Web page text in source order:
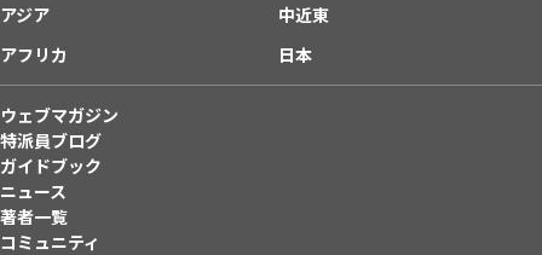
アジア
中近東
アフリカ
日本
ウェブマガジン
特派員ブログ
ガイドブック
ニュース
著者一覧
コミュニティ